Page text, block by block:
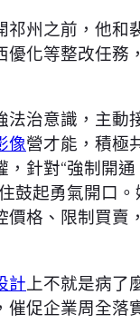
州之前，他
優化等整改任
治意識，主
像營才能，積極
針對“強制開
鼓起勇氣開口
格、限制買賣
計上不就是病了
催促企業周全落